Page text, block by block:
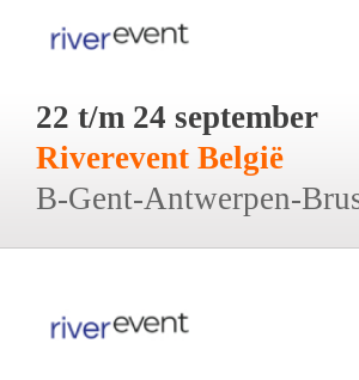
22 t/m 24 september
Riverevent België
B-Gent-Antwerpen-